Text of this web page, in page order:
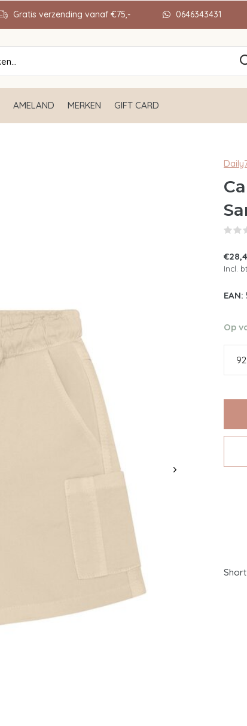
AMELAND MERKEN GIFT CARD
Gratis verzending vanaf €75,- 0646343431
Incl.
EAN:
Op
92
Short